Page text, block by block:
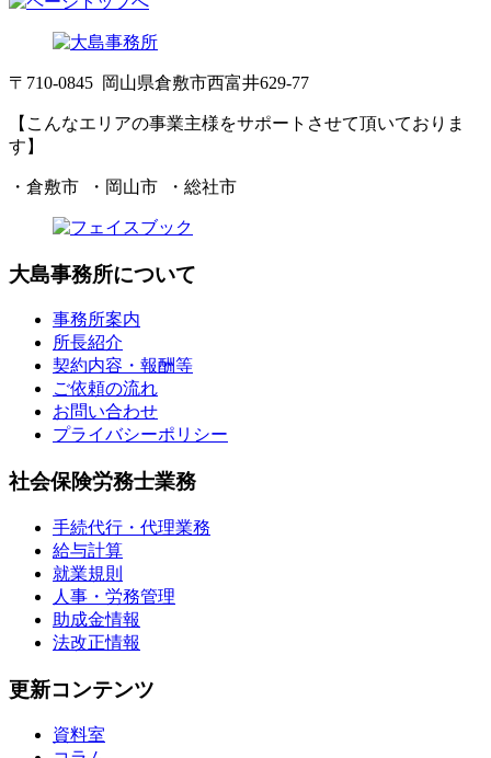
〒710-0845 岡山県倉敷市西富井629-77
【こんなエリアの事業主様をサポートさせて頂いておりま
す】
・倉敷市 ・岡山市 ・総社市
大島事務所について
事務所案内
所長紹介
契約内容・報酬等
ご依頼の流れ
お問い合わせ
プライバシーポリシー
社会保険労務士業務
手続代行・代理業務
給与計算
就業規則
人事・労務管理
助成金情報
法改正情報
更新コンテンツ
資料室